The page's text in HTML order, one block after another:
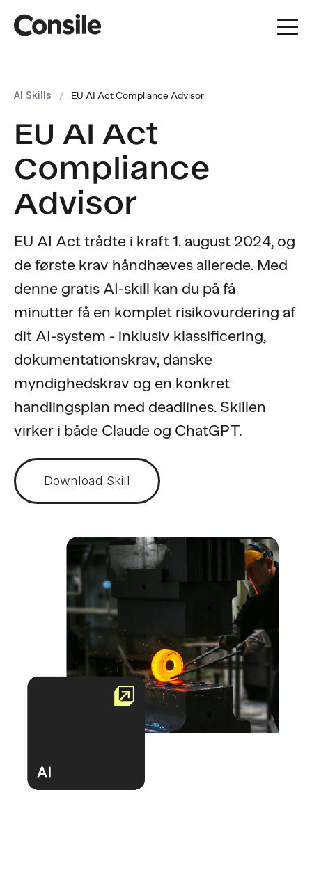
AI Skills / EU AI Act Compliance Advisor
EU AI Act
Compliance
Advisor
EU AI Act trådte i kraft 1. august 2024, og
de første krav håndhæves allerede. Med
denne gratis AI-skill kan du på få
minutter få en komplet risikovurdering af
dit AI-system - inklusiv klassificering,
dokumentationskrav, danske
myndighedskrav og en konkret
handlingsplan med deadlines. Skillen
virker i både Claude og ChatGPT.
Download Skill